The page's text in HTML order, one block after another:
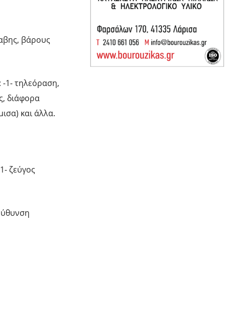
βάρους
-1- τηλεόραση,
διάφορα
και άλλα.
ζεύγος